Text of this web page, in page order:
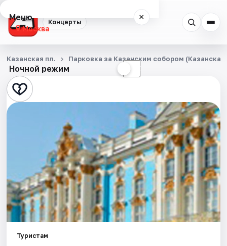
Концерты
Меню ×
Москва
Концерты
Города
Рейтинги
Ночной режим ☾
Казанская пл. Парковка за Казанским собором (Казанская
Туристам